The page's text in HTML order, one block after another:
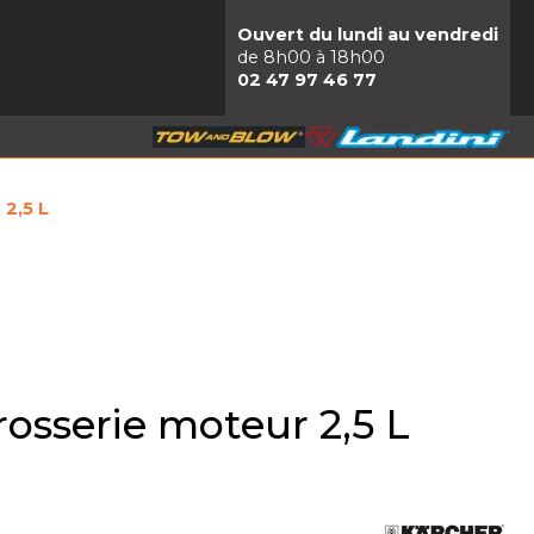
Ouvert du lundi au vendredi
de 8h00 à 18h00
02 47 97 46 77
L
moteur 2,5 L